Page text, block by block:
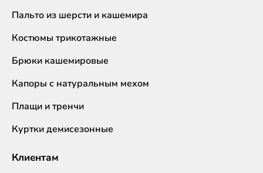
Пальто из шерсти и кашемира
Костюмы трикотажные
Брюки кашемировые
Капоры с натуральным мехом
Плащи и тренчи
Куртки демисезонные
Клиентам